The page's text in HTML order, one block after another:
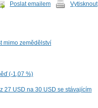
Poslat emailem Vytisknout
mimo zemědělství
(-1,07 %)
27 USD na 30 USD se stávajícím